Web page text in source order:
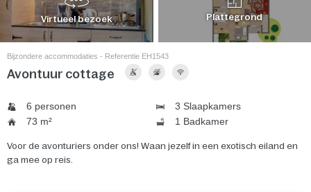
Virtueel bezoek Plattegrond
Bijzondere accommodaties - Referentie EH1543
Avontuur cottage
6 personen
3 Slaapkamers
73 m²
1 Badkamer
Voor de avonturiers onder ons! Waan jezelf in een exotisch eiland en
ga mee op reis.